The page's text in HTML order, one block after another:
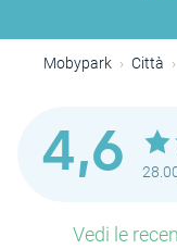
Mobypark Città
4,6
Vedi le